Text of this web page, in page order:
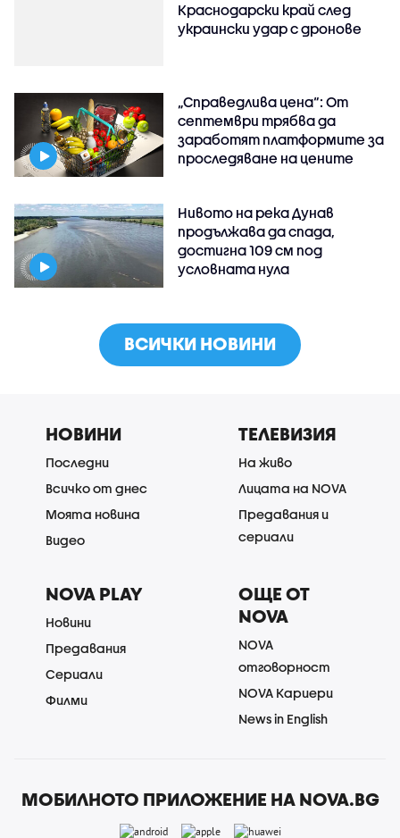
Краснодарски край след
украински удар с дронове
„Справедлива цена“: От
септември трябва да
заработят платформите за
проследяване на цените
Нивото на река Дунав
продължава да спада,
достигна 109 см под
условната нула
ВСИЧКИ НОВИНИ
НОВИНИ
Последни
Всичко от днес
Моята новина
Видео
ТЕЛЕВИЗИЯ
На живо
Лицата на NOVA
Предавания и
сериали
NOVA PLAY
Новини
Предавания
Сериали
Филми
ОЩЕ ОТ
NOVA
NOVA
отговорност
NOVA Кариери
News in English
МОБИЛНОТО ПРИЛОЖЕНИЕ НА NOVA.BG